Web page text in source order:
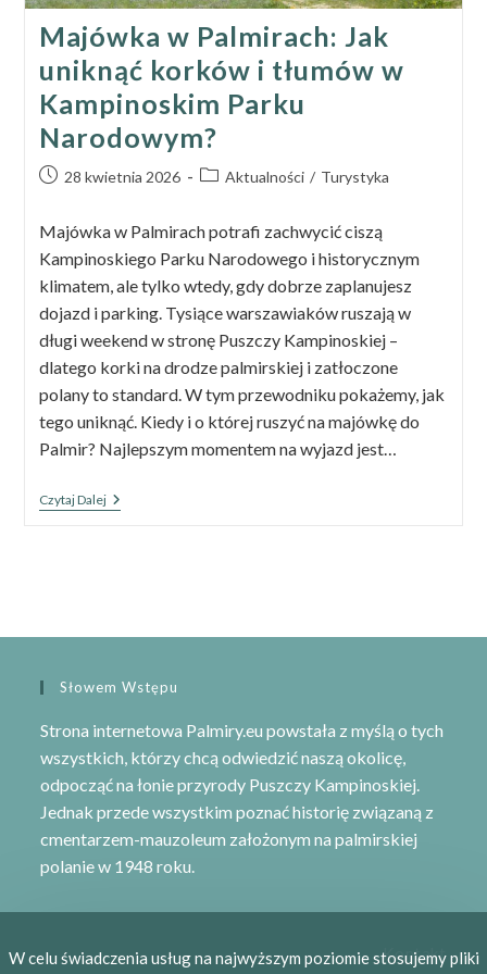
Majówka w Palmirach: Jak
uniknąć korków i tłumów w
Kampinoskim Parku
Narodowym?
Post28 kwietnia 2026
PostAktualności / Turystyka
Majówka w Palmirach potrafi zachwycić ciszą
Kampinoskiego Parku Narodowego i historycznym
klimatem, ale tylko wtedy, gdy dobrze zaplanujesz
dojazd i parking. Tysiące warszawiaków ruszają w
długi weekend w stronę Puszczy Kampinoskiej –
dlatego korki na drodze palmirskiej i zatłoczone
polany to standard. W tym przewodniku pokażemy, jak
tego uniknąć. Kiedy i o której ruszyć na majówkę do
Palmir? Najlepszym momentem na wyjazd jest…
Czytaj DalejMajówka
W
W
Narodowym?
Słowem Wstępu
Strona internetowa Palmiry.eu powstała z myślą o tych
wszystkich, którzy chcą odwiedzić naszą okolicę,
odpocząć na łonie przyrody Puszczy Kampinoskiej.
Jednak przede wszystkim poznać historię związaną z
cmentarzem-mauzoleum założonym na palmirskiej
polanie w 1948 roku.
Kontakt
W celu świadczenia usług na najwyższym poziomie stosujemy pliki